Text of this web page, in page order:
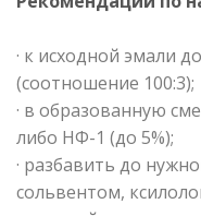
· к исходной эмали
(соотношение 100:3);
· в образованную
либо НФ-1 (до 5%);
· разбавить до
сольвентом,